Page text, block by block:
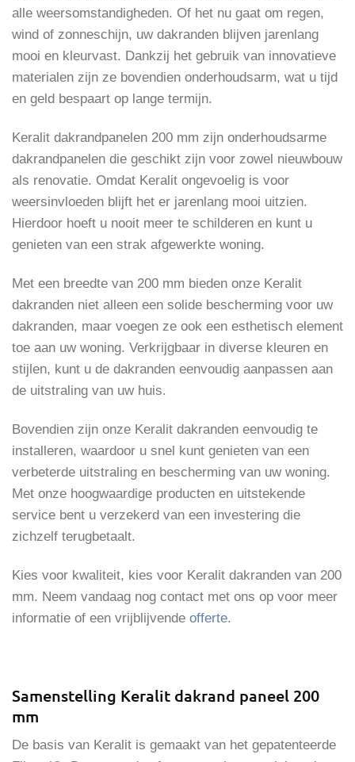
alle weersomstandigheden. Of het nu gaat om regen,
wind of zonneschijn, uw dakranden blijven jarenlang
mooi en kleurvast. Dankzij het gebruik van innovatieve
materialen zijn ze bovendien onderhoudsarm, wat u tijd
en geld bespaart op lange termijn.
Keralit dakrandpanelen 200 mm zijn onderhoudsarme
dakrandpanelen die geschikt zijn voor zowel nieuwbouw
als renovatie. Omdat Keralit ongevoelig is voor
weersinvloeden blijft het er jarenlang mooi uitzien.
Hierdoor hoeft u nooit meer te schilderen en kunt u
genieten van een strak afgewerkte woning.
Met een breedte van 200 mm bieden onze Keralit
dakranden niet alleen een solide bescherming voor uw
dakranden, maar voegen ze ook een esthetisch element
toe aan uw woning. Verkrijgbaar in diverse kleuren en
stijlen, kunt u de dakranden eenvoudig aanpassen aan
de uitstraling van uw huis.
Bovendien zijn onze Keralit dakranden eenvoudig te
installeren, waardoor u snel kunt genieten van een
verbeterde uitstraling en bescherming van uw woning.
Met onze hoogwaardige producten en uitstekende
service bent u verzekerd van een investering die
zichzelf terugbetaalt.
Kies voor kwaliteit, kies voor Keralit dakranden van 200
mm. Neem vandaag nog contact met ons op voor meer
informatie of een vrijblijvende offerte.
Samenstelling Keralit dakrand paneel 200
mm
De basis van Keralit is gemaakt van het gepatenteerde